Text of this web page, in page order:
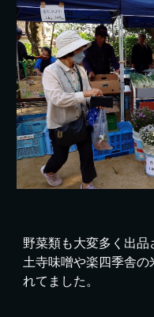
野菜類も大変多く出
土寺味噌や楽四季舎の
れてました。